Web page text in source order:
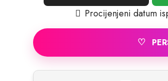
Procijenjeni datum
♡